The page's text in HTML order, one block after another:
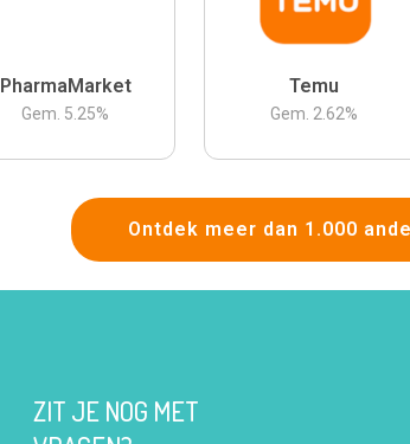
PharmaMarket
Gem. 5.25%
Temu
Gem. 2.62%
Ontdek meer dan 1.000
ZIT JE NOG MET